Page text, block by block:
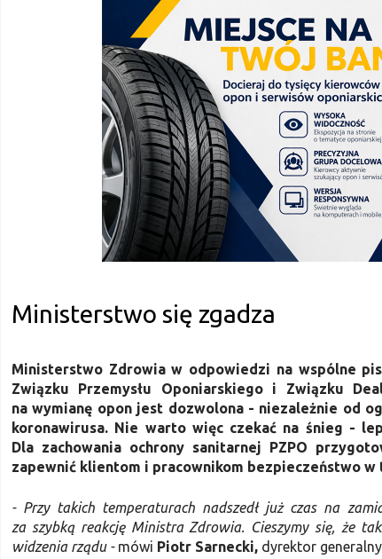
Ministerstwo się zgadza
Ministerstwo Zdrowia w odpowiedzi na wspólne
Związku Przemysłu Oponiarskiego i Związku
na wymianę opon jest dozwolona - niezależnie od
koronawirusa. Nie warto więc czekać na śnieg -
Dla zachowania ochrony sanitarnej PZPO
zapewnić klientom i pracownikom bezpieczeństwo
- Przy takich temperaturach nadszedł już czas na
za szybką reakcję Ministra Zdrowia. Cieszymy się, że
widzenia rządu- mówi Piotr Sarnecki, dyrektor